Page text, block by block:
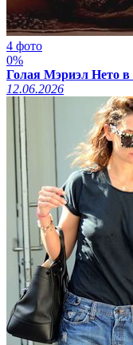
4 фото
0%
Голая Мэриэл Нето
12.06.2026